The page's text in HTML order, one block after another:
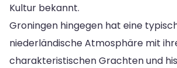
Kultur bekannt.
Groningen hingegen hat eine
niederländische Atmosphäre mit
charakteristischen Grachten und